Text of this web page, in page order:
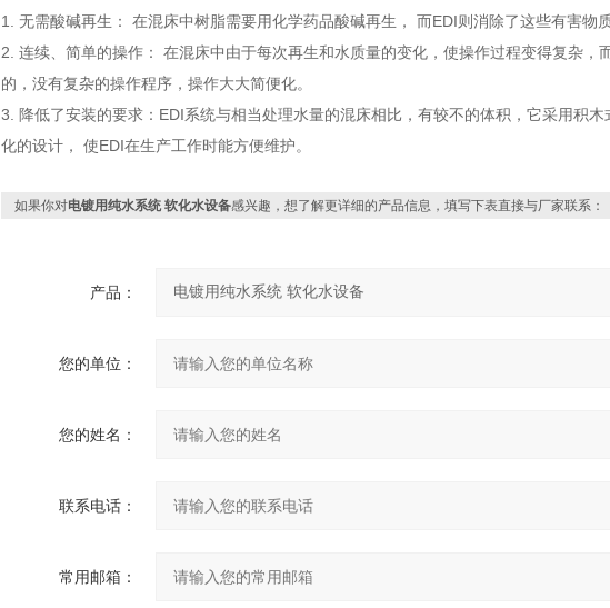
1. 无需酸碱再生： 在混床中树脂需要用化学药品酸碱再生， 而EDI则消除了这些有害物
2. 连续、简单的操作： 在混床中由于每次再生和水质量的变化，使操作过程变得复杂，
的，没有复杂的操作程序，操作大大简便化。
3. 降低了安装的要求：EDI系统与相当处理水量的混床相比，有较不的体积，它采用积
化的设计， 使EDI在生产工作时能方便维护。
如果你对电镀用纯水系统 软化水设备感兴趣，想了解更详细的产品信息，填写下表直接与厂家联系：
产品：
您的单位：
您的姓名：
联系电话：
常用邮箱：